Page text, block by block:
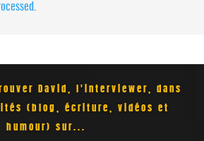
David, l'interviewer, dans
(blog, écriture, vidéos et
humour) sur...